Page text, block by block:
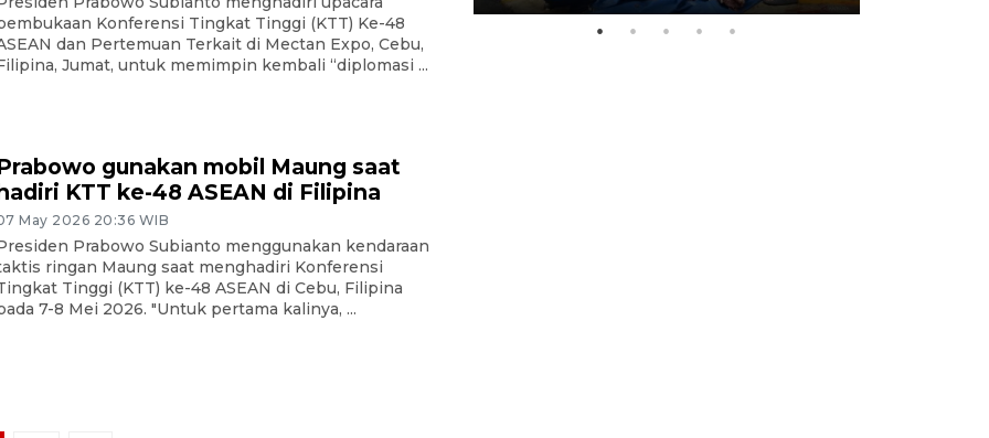
Konferensi Tingkat Tinggi (KTT) Ke-48
dan Pertemuan Terkait di Mectan Expo, Cebu,
Jumat, untuk memimpin kembali “diplomasi ...
gunakan mobil Maung saat
KTT ke-48 ASEAN di Filipina
May 2026 20:36 WIB
Prabowo Subianto menggunakan kendaraan
ringan Maung saat menghadiri Konferensi
Tinggi (KTT) ke-48 ASEAN di Cebu, Filipina
7-8 Mei 2026. "Untuk pertama kalinya, ...